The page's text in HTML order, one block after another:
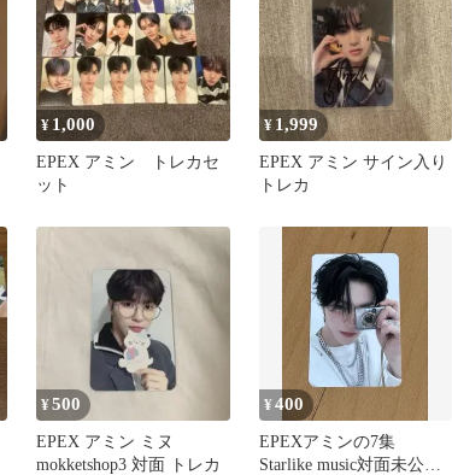
¥ 1,000
EPEX アミン トレカセ
ット
¥ 1,999
EPEX アミン サイン入り
トレカ
¥500
EPEX アミン ミヌ
mokketshop3 対面 トレカ
¥400
EPEXアミンの7集
Starlike music対面未公開